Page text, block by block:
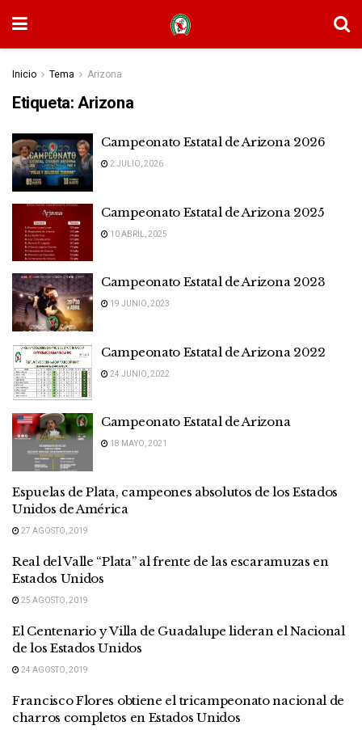
Inicio Tema Arizona
Etiqueta: Arizona
Campeonato Estatal de Arizona 2026
2 JULIO, 2026
Campeonato Estatal de Arizona 2025
10 ABRIL, 2025
Campeonato Estatal de Arizona 2023
19 JUNIO, 2023
Campeonato Estatal de Arizona 2022
24 JUNIO, 2022
Campeonato Estatal de Arizona
18 MAYO, 2021
Espuelas de Plata, campeones absolutos de los Estados
Unidos de América
27 AGOSTO, 2019
Real del Valle “Plata” al frente de las escaramuzas en
Estados Unidos
25 AGOSTO, 2019
El Centenario y Villa de Guadalupe lideran el Nacional
de los Estados Unidos
24 AGOSTO, 2019
Francisco Flores obtiene el tricampeonato nacional de
charros completos en Estados Unidos